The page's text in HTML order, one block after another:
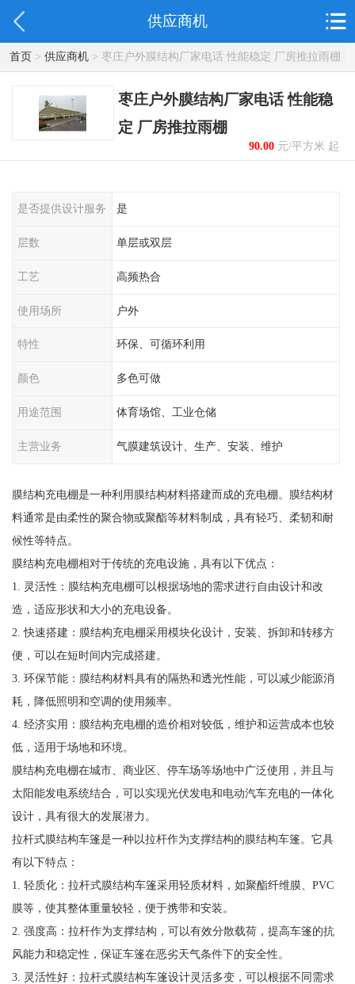
供应商机
首页> 供应商机> 枣庄户外膜结构厂家电话 性能稳定 厂房推拉雨棚
枣庄户外膜结构厂家电话 性能稳
定 厂房推拉雨棚
90.00元/平方米 起
是否提供设计服务 是
层数 单层或双层
工艺 高频热合
使用场所 户外
特性 环保、可循环利用
颜色 多色可做
用途范围 体育场馆、工业仓储
主营业务 气膜建筑设计、生产、安装、维护
膜结构充电棚是一种利用膜结构材料搭建而成的充电棚。膜结构材
料通常是由柔性的聚合物或聚酯等材料制成，具有轻巧、柔韧和耐
候性等特点。
膜结构充电棚相对于传统的充电设施，具有以下优点：
1. 灵活性：膜结构充电棚可以根据场地的需求进行自由设计和改
造，适应形状和大小的充电设备。
2. 快速搭建：膜结构充电棚采用模块化设计，安装、拆卸和转移方
便，可以在短时间内完成搭建。
3. 环保节能：膜结构材料具有的隔热和透光性能，可以减少能源消
耗，降低照明和空调的使用频率。
4. 经济实用：膜结构充电棚的造价相对较低，维护和运营成本也较
低，适用于场地和环境。
膜结构充电棚在城市、商业区、停车场等场地中广泛使用，并且与
太阳能发电系统结合，可以实现光伏发电和电动汽车充电的一体化
设计，具有很大的发展潜力。
拉杆式膜结构车篷是一种以拉杆作为支撑结构的膜结构车篷。它具
有以下特点：
1. 轻质化：拉杆式膜结构车篷采用轻质材料，如聚酯纤维膜、PVC
膜等，使其整体重量较轻，便于携带和安装。
2. 强度高：拉杆作为支撑结构，可以有效分散载荷，提高车篷的抗
风能力和稳定性，保证车篷在恶劣天气条件下的安全性。
3. 灵活性好：拉杆式膜结构车篷设计灵活多变，可以根据不同需求